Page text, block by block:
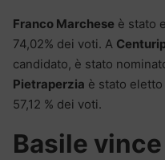
Franco Marchese è stato
74,02% dei voti. A
candidato, è stato
Pietraperzia è stato
57,12 % dei voti.
Basile